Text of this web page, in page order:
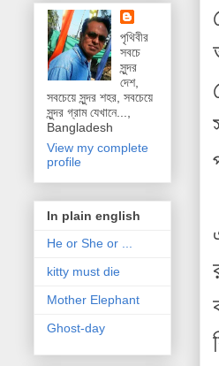
পৃথিবীর
সবচে
সুন্দর
দেশ,
সবচেয়ে সুন্দর শহর, সবচেয়ে
সুন্দর গ্রাম যেখানে...,
Bangladesh
View my complete
profile
In plain english
He or She or ...
kitty must die
Mother Elephant
Ghost-day